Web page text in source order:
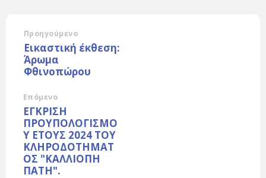
Προηγούμενο
Εικαστική έκθεση:
Άρωμα
Φθινοπώρου
Επόμενο
ΕΓΚΡΙΣΗ
ΠΡΟΥΠΟΛΟΓΙΣΜΟ
Υ ΕΤΟΥΣ 2024 ΤΟΥ
ΚΛΗΡΟΔΟΤΗΜΑΤ
ΟΣ "ΚΑΛΛΙΟΠΗ
ΠΑΤΗ".